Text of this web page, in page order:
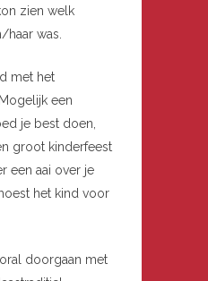
zien welk
was.
met het
een
je best doen,
groot kinderfeest
een aai over je
het kind voor
doorgaan met